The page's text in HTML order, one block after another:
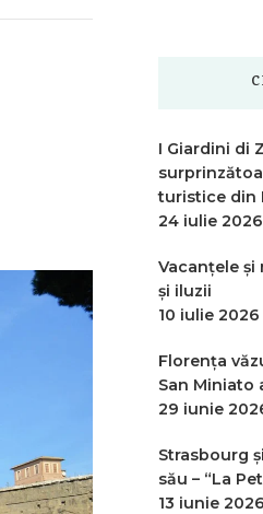
I Giardini di
turistice din
24 iulie 2026
Vacanțele și
și iluzii
10 iulie 2026
Florența
San Miniato
29 iunie
Strasbourg
său – “La
13 iunie 2026